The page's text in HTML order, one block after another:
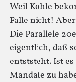
Weil Kohle
Falle nicht!
Die Parallele
eigentlich, daß
entststeht. Ist
Mandate zu